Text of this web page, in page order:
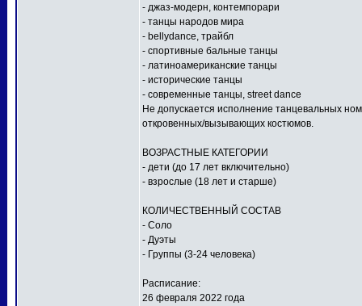
- джаз-модерн, контемпорари
- танцы народов мира
- bellydance, трайбл
- спортивные бальные танцы
- латиноамериканские танцы
- исторические танцы
- современные танцы, street dance
Не допускается исполнение танцевальных
откровенных/вызывающих костюмов.
ВОЗРАСТНЫЕ КАТЕГОРИИ
- дети (до 17 лет включительно)
- взрослые (18 лет и старше)
КОЛИЧЕСТВЕННЫЙ СОСТАВ
- Соло
- Дуэты
- Группы (3-24 человека)
Расписание:
26 февраля 2022 года